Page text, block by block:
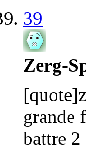
39
Zerg-
grande
battre